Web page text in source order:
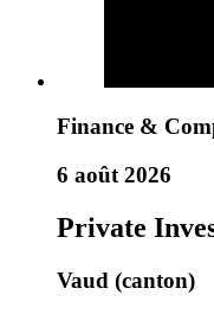
Finance &
6 août 2026
Private
Vaud (canton)